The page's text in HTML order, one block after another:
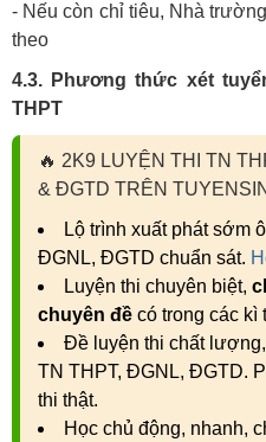
- Nếu còn chỉ tiêu, Nhà
theo
4.3. Phương thức xét
THPT
🔥 2K9 LUYỆN THI TN
& ĐGTD TRÊN
Lộ trình xuất phát sớm
ĐGNL, ĐGTD chuẩn sát.
Luyện thi chuyên biệt,
chuyên đề có trong các kì
Đề luyện thi chất
TN THPT, ĐGNL, ĐGTD.
thi thật.
Học chủ động, nhanh,